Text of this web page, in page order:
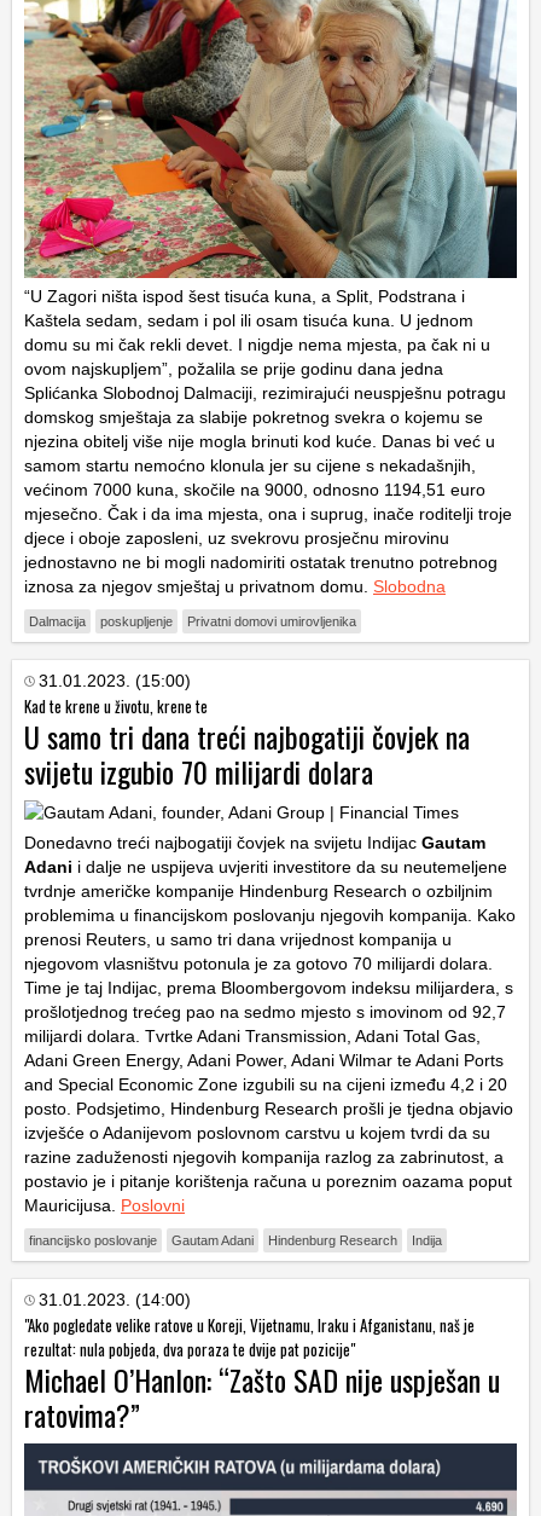
“U Zagori ništa ispod šest tisuća kuna, a Split, Podstrana i
Kaštela sedam, sedam i pol ili osam tisuća kuna. U jednom
domu su mi čak rekli devet. I nigdje nema mjesta, pa čak ni u
ovom najskupljem”, požalila se prije godinu dana jedna
Splićanka Slobodnoj Dalmaciji, rezimirajući neuspješnu potragu
domskog smještaja za slabije pokretnog svekra o kojemu se
njezina obitelj više nije mogla brinuti kod kuće. Danas bi već u
samom startu nemoćno klonula jer su cijene s nekadašnjih,
većinom 7000 kuna, skočile na 9000, odnosno 1194,51 euro
mjesečno. Čak i da ima mjesta, ona i suprug, inače roditelji troje
djece i oboje zaposleni, uz svekrovu prosječnu mirovinu
jednostavno ne bi mogli nadomiriti ostatak trenutno potrebnog
iznosa za njegov smještaj u privatnom domu. Slobodna
Dalmacija poskupljenje Privatni domovi umirovljenika
31.01.2023. (15:00)
Kad te krene u životu, krene te
U samo tri dana treći najbogatiji čovjek na
svijetu izgubio 70 milijardi dolara
Donedavno treći najbogatiji čovjek na svijetu Indijac Gautam
Adani i dalje ne uspijeva uvjeriti investitore da su neutemeljene
tvrdnje američke kompanije Hindenburg Research o ozbiljnim
problemima u financijskom poslovanju njegovih kompanija. Kako
prenosi Reuters, u samo tri dana vrijednost kompanija u
njegovom vlasništvu potonula je za gotovo 70 milijardi dolara.
Time je taj Indijac, prema Bloombergovom indeksu milijardera, s
prošlotjednog trećeg pao na sedmo mjesto s imovinom od 92,7
milijardi dolara. Tvrtke Adani Transmission, Adani Total Gas,
Adani Green Energy, Adani Power, Adani Wilmar te Adani Ports
and Special Economic Zone izgubili su na cijeni između 4,2 i 20
posto. Podsjetimo, Hindenburg Research prošli je tjedna objavio
izvješće o Adanijevom poslovnom carstvu u kojem tvrdi da su
razine zaduženosti njegovih kompanija razlog za zabrinutost, a
postavio je i pitanje korištenja računa u poreznim oazama poput
Mauricijusa. Poslovni
financijsko poslovanje Gautam Adani Hindenburg Research Indija
31.01.2023. (14:00)
"Ako pogledate velike ratove u Koreji, Vijetnamu, Iraku i Afganistanu, naš je
rezultat: nula pobjeda, dva poraza te dvije pat pozicije"
Michael O’Hanlon: “Zašto SAD nije uspješan u
ratovima?”